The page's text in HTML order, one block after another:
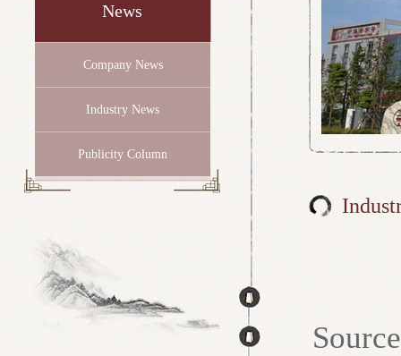
News
Company News
Industry News
Publicity Column